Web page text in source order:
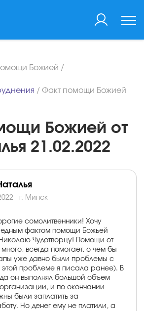
Божией /
/ Факт помощи Божией
Божией от
21.02.2022
г. Минск
сомолитвенники! Хочу
фактом помощи Божьей
Чудотворцу! Помощи от
всегда помогает, о чем бы
уже давно были проблемы с
этой проблеме я писала ранее). В
он выполнял большой объем
и по окончании
были заплатить за
Но денег ему не платили, а